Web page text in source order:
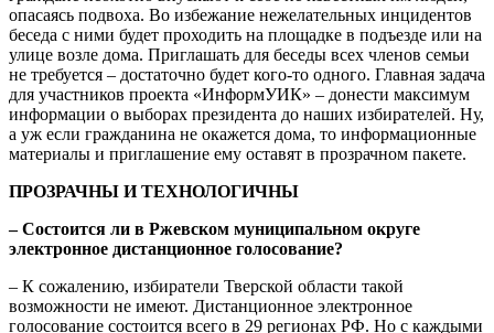
опасаясь подвоха. Во избежание нежелательных инцидентов
беседа с ними будет проходить на площадке в подъезде или на
улице возле дома. Приглашать для беседы всех членов семьи
не требуется – достаточно будет кого-то одного. Главная задача
для участников проекта «ИнформУИК» – донести максимум
информации о выборах президента до наших избирателей. Ну,
а уж если гражданина не окажется дома, то информационные
материалы и приглашение ему оставят в прозрачном пакете.
ПРОЗРАЧНЫ И ТЕХНОЛОГИЧНЫ
– Состоится ли в Ржевском муниципальном округе
электронное дистанционное голосование?
– К сожалению, избиратели Тверской области такой
возможности не имеют. Дистанционное электронное
голосование состоится всего в 29 регионах РФ. Но с каждыми